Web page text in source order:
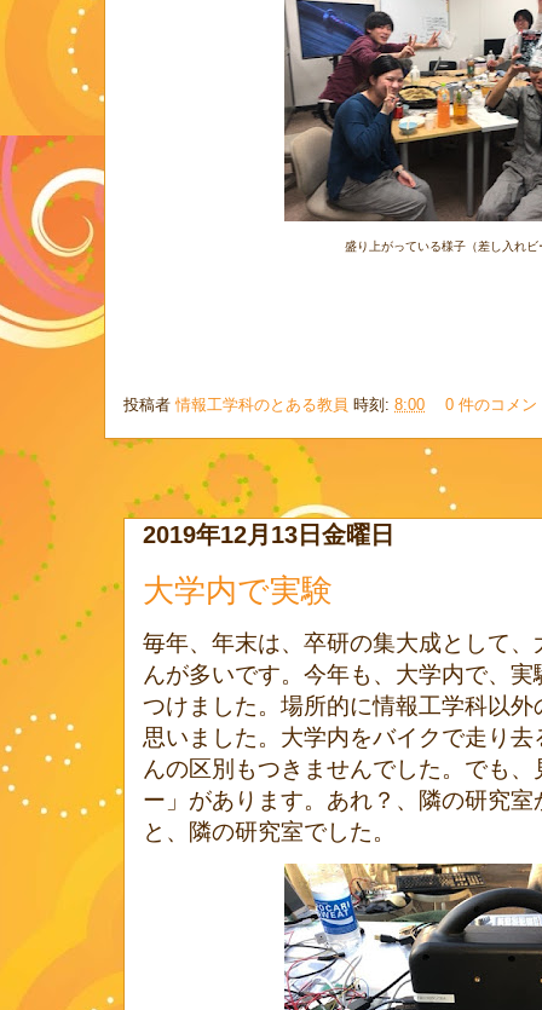
盛り上がっている様子（差し入れビ
投稿者情報工学科のとある教員 時刻: 8:00 0 件のコメ
2019年12月13日金曜日
大学内で実験
毎年、年末は、卒研の集大成として
んが多いです。今年も、大学内で、
つけました。場所的に情報工学科以
思いました。大学内をバイクで走り
んの区別もつきませんでした。でも
ー」があります。あれ？、隣の研究
と、隣の研究室でした。